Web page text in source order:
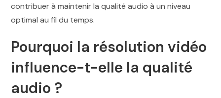
contribuer à maintenir la qualité audio à un niveau
optimal au fil du temps.
Pourquoi la résolution vidéo
influence-t-elle la qualité
audio ?